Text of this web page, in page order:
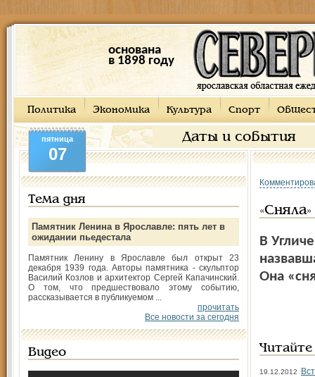
основана
в 1898 году
Политика Экономика Культура Спорт
Даты и события
пятница
07
Тема дня
Памятник Ленина в Ярославле: пять лет в
ожидании пьедестала
Памятник Ленину в Ярославле был открыт 23
декабря 1939 года. Авторы памятника - скульптор
Василий Козлов и архитектор Сергей Капачинский.
О том, что предшествовало этому событию,
рассказывается в публикуемом ...
прочитать
Все новости за сегодня
Видео
В
Она
19.12.2012